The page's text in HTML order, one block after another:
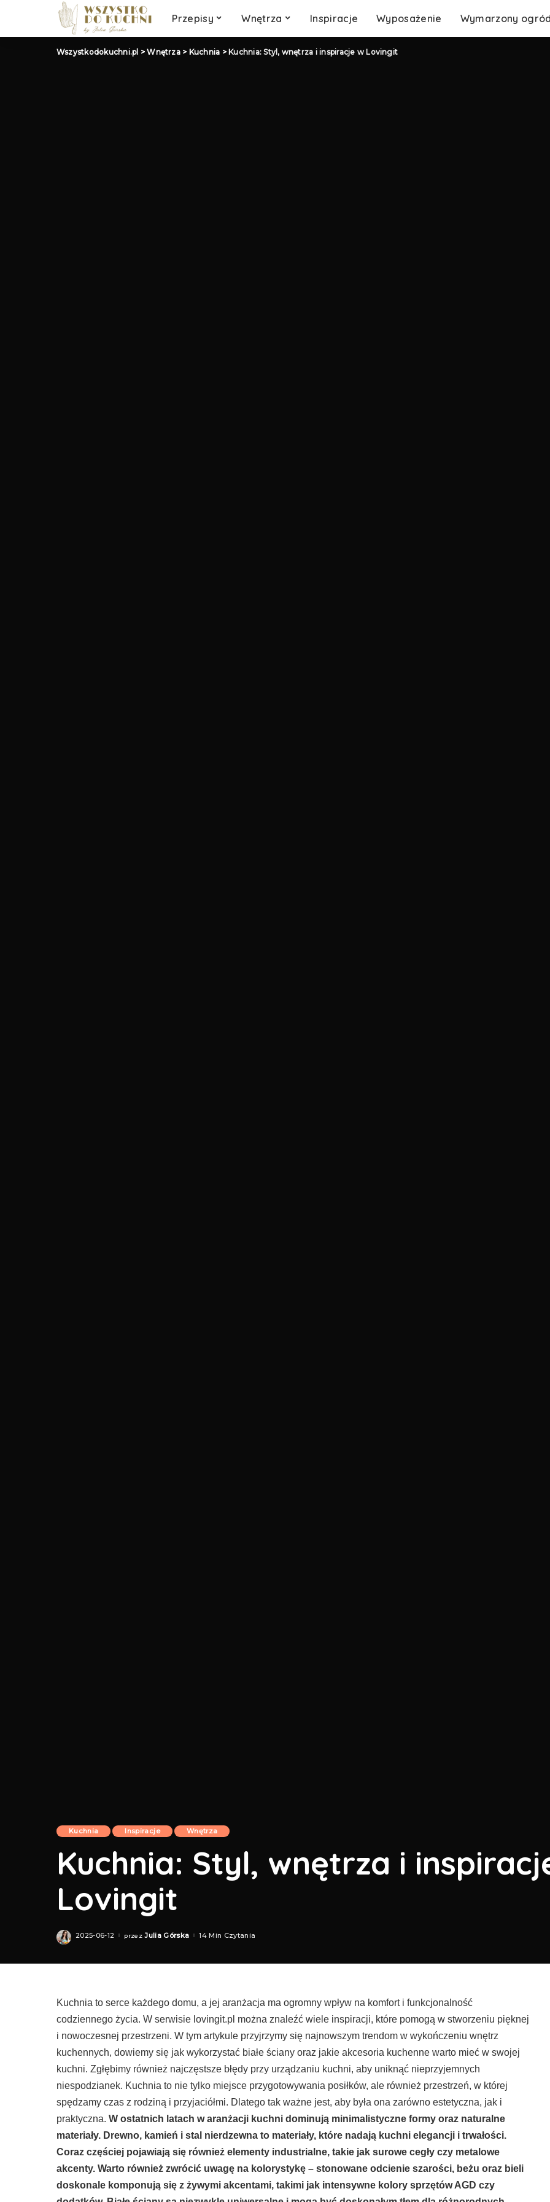
Przepisy Wnętrza Inspiracje Wyposażenie Wymarzony
Wegetariańskie
Wegańskie
Klasyczny obiad
Wszystkodokuchni.pl >Wnętrza> Kuchnia > Kuchnia: Styl, wnętrza i inspiracje w Lovingit
Kuchnia Inspiracje Wnętrza
Kuchnia: Styl, wnętrza i
Lovingit
2025-06-12Posted
przez Julia Górska 14 Min Czytania
Kuchnia to serce każdego domu, a jej aranżacja ma ogromny wpływ na komfort i funkcjonalność
codziennego życia. W serwisie lovingit.pl można znaleźć wiele inspiracji, które pomogą w stworzeniu pięknej
i nowoczesnej przestrzeni. W tym artykule przyjrzymy się najnowszym trendom w wykończeniu wnętrz
kuchennych, dowiemy się jak wykorzystać białe ściany oraz jakie akcesoria kuchenne warto mieć w swojej
kuchni. Zgłębimy również najczęstsze błędy przy urządzaniu kuchni, aby uniknąć nieprzyjemnych
niespodzianek. Kuchnia to nie tylko miejsce przygotowywania posiłków, ale również przestrzeń, w której
spędzamy czas z rodziną i przyjaciółmi. Dlatego tak ważne jest, aby była ona zarówno estetyczna, jak i
praktyczna. W ostatnich latach w aranżacji kuchni dominują minimalistyczne formy oraz naturalne
materiały. Drewno, kamień i stal nierdzewna to materiały, które nadają kuchni elegancji i trwałości.
Coraz częściej pojawiają się również elementy industrialne, takie jak surowe cegły czy metalowe
akcenty. Warto również zwrócić uwagę na kolorystykę – stonowane odcienie szarości, beżu oraz bieli
doskonale komponują się z żywymi akcentami, takimi jak intensywne kolory sprzętów AGD czy